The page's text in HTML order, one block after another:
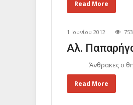
Read More
1 Ιουνίου 2012 753
Αλ.
Άνθρακες ο
Read More